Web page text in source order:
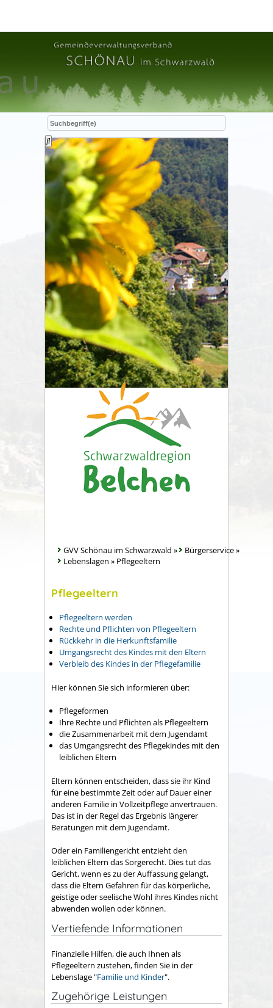
GVV Schönau im Schwarzwald » Bürgerservice»
Lebenslagen » Pflegeeltern
Pflegeeltern
Pflegeeltern werden
Rechte und Pflichten von Pflegeeltern
Rückkehr in die Herkunftsfamilie
Umgangsrecht des Kindes mit den Eltern
Verbleib des Kindes in der Pflegefamilie
Hier können Sie sich informieren über:
Pflegeformen
Ihre Rechte und Pflichten als Pflegeeltern
die Zusammenarbeit mit dem Jugendamt
das Umgangsrecht des Pflegekindes mit den
leiblichen Eltern
Eltern können entscheiden, dass sie ihr Kind
für eine bestimmte Zeit oder auf Dauer einer
anderen Familie in Vollzeitpflege anvertrauen.
Das ist in der Regel das Ergebnis längerer
Beratungen mit dem Jugendamt.
Oder ein Familiengericht entzieht den
leiblichen Eltern das Sorgerecht. Dies tut das
Gericht, wenn es zu der Auffassung gelangt,
dass die Eltern Gefahren für das körperliche,
geistige oder seelische Wohl ihres Kindes nicht
abwenden wollen oder können.
Vertiefende Informationen
Finanzielle Hilfen, die auch Ihnen als
Pflegeeltern zustehen, finden Sie in der
Lebenslage "Familie und Kinder".
Zugehörige Leistungen